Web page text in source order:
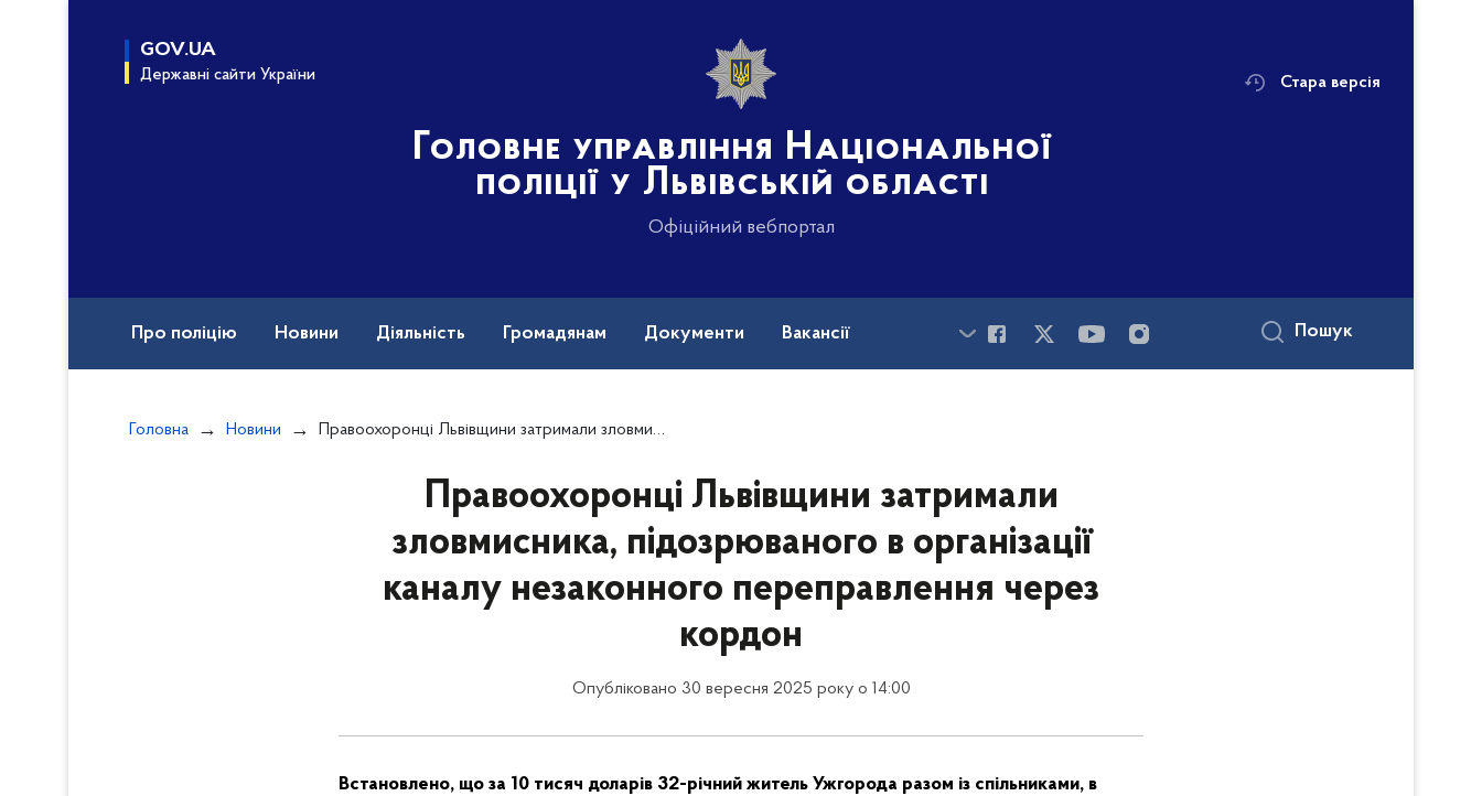
GOV.UA
Державні сайти України
Головне управління Національної
поліції у Львівській області
Офіційний вебпортал
Стара версія
Про поліцію Новини Діяльність Громадянам Документи Вакансії Пошук
Головна Новини Правоохоронці Львівщини затримали зловмисника, підозрюваного в організації каналу незаконного переправлення через кордон
Правоохоронці Львівщини затримали
зловмисника, підозрюваного в організації
каналу незаконного переправлення через
кордон
Опубліковано 30 вересня 2025 року о 14:00
Встановлено, що за 10 тисяч доларів 32-річний житель Ужгорода разом із спільниками, в